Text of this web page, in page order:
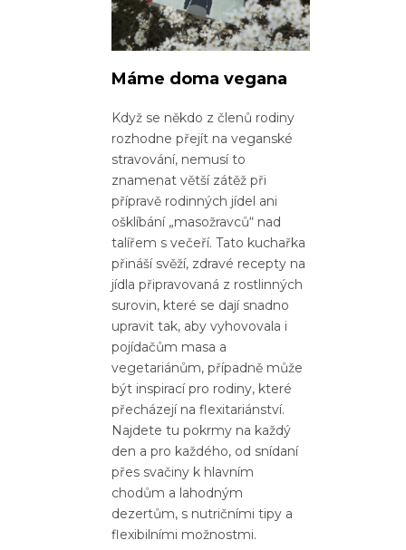
Máme doma vegana
Když se někdo z členů rodiny
rozhodne přejít na veganské
stravování, nemusí to
znamenat větší zátěž při
přípravě rodinných jídel ani
ošklíbání „masožravců“ nad
talířem s večeří. Tato kuchařka
přináší svěží, zdravé recepty na
jídla připravovaná z rostlinných
surovin, které se dají snadno
upravit tak, aby vyhovovala i
pojídačům masa a
vegetariánům, případně může
být inspirací pro rodiny, které
přecházejí na flexitariánství.
Najdete tu pokrmy na každý
den a pro každého, od snídaní
přes svačiny k hlavním
chodům a lahodným
dezertům, s nutričními tipy a
flexibilními možnostmi.